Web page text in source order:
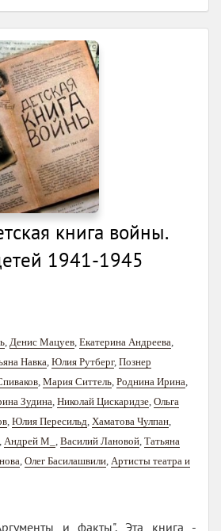
книга войны.
1941-1945
Денис Мацуев Екатерина Андреева
Навка Юлия Рутберг, Познер
Мария Ситтель Роднина Ирина
Зудина Николай Цискаридзе Ольга
Юлия Пересильд Хаматова Чулпан
Андрей М_ Василий Лановой Татьяна
Олег Басилашвили Артисты театра и
и факты". Эта книга -